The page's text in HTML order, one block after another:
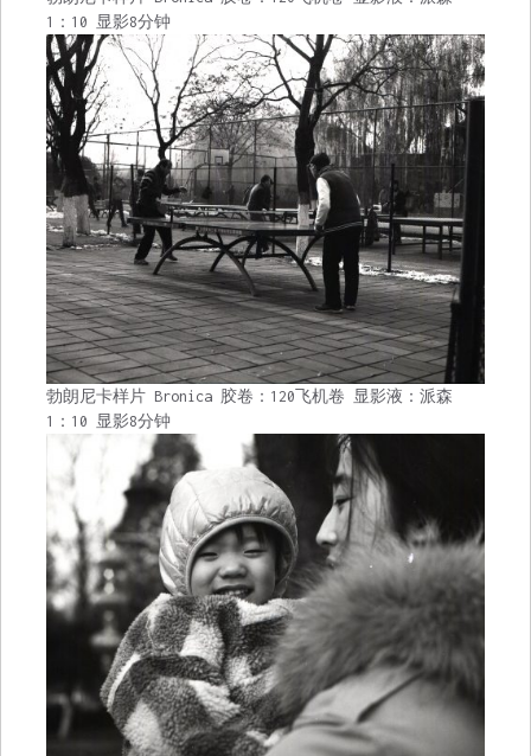
1：10 显影8分钟
勃朗尼卡样片 Bronica 胶卷：120飞机卷 显影液：派森
1：10 显影8分钟